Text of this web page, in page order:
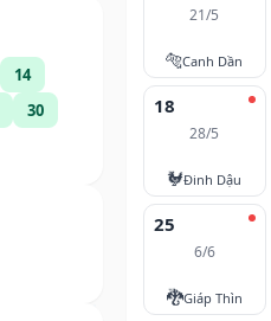
14
30
21/5
🐅Canh Dần
18
28/5
🐓Đinh Dậu
25
6/6
🐉Giáp Thìn